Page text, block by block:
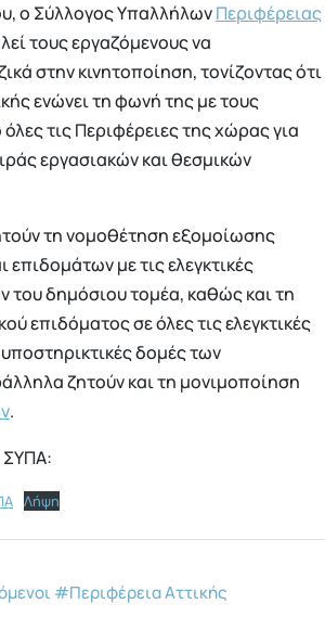
ο Σύλλογος ΥπαλλήλωνΠεριφέρειας
τους εργαζόμενους να
στην κινητοποίηση, τονίζοντας ότι
ενώνει τη φωνή της με τους
τις Περιφέρειες της χώρας για
εργασιακών και θεσμικών
τη νομοθέτηση εξομοίωσης
με τις ελεγκτικές
του δημόσιου τομέα, καθώς και τη
επιδόματος σε όλες τις ελεγκτικές
δομές των
ζητούν και τη μονιμοποίηση
.
ΣΥΠΑ:
Λήψη
#Περιφέρεια Αττικής